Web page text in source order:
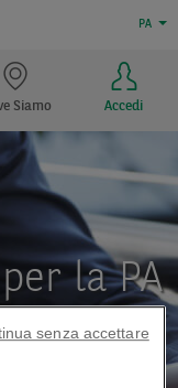
PA
Accedi
Siamo
la PA
senza accettare